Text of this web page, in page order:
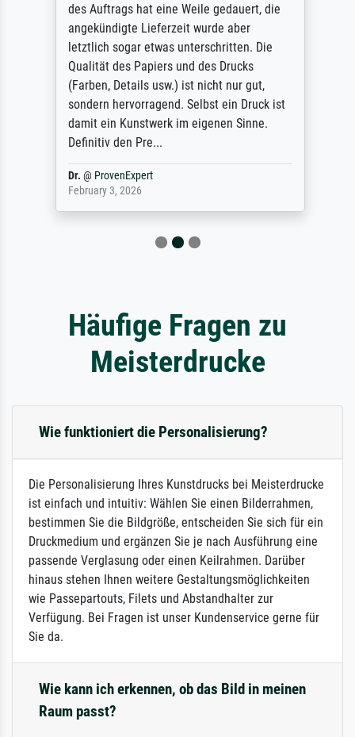
des Auftrags hat eine Weile gedauert, die
angekündigte Lieferzeit wurde aber
letztlich sogar etwas unterschritten. Die
Qualität des Papiers und des Drucks
(Farben, Details usw.) ist nicht nur gut,
sondern hervorragend. Selbst ein Druck ist
damit ein Kunstwerk im eigenen Sinne.
Definitiv den Pre...
Dr.@ ProvenExpert
February 3, 2026
Häufige Fragen zu
Meisterdrucke
Wie funktioniert die Personalisierung?
Die Personalisierung Ihres Kunstdrucks bei Meisterdrucke
ist einfach und intuitiv: Wählen Sie einen Bilderrahmen,
bestimmen Sie die Bildgröße, entscheiden Sie sich für ein
Druckmedium und ergänzen Sie je nach Ausführung eine
passende Verglasung oder einen Keilrahmen. Darüber
hinaus stehen Ihnen weitere Gestaltungsmöglichkeiten
wie Passepartouts, Filets und Abstandhalter zur
Verfügung. Bei Fragen ist unser Kundenservice gerne für
Sie da.
Wie kann ich erkennen, ob das Bild in meinen
Raum passt?